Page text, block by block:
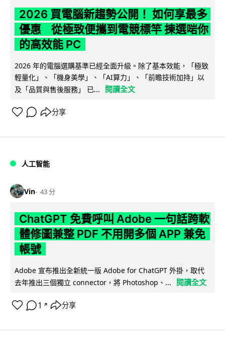
2026 買電腦新趨勢公開！ 如何享最多
優惠 從極致便攜到電競標竿 揀選啱你
的高效能 PC
2026 年的電腦選購基準已經全面升級。除了基本效能，「極致
輕量化」、「機身美學」、「AI算力」、「前瞻技術加持」以
及「品質與售後服務」 已...
閱讀全文
分享
人工智能
Vin 43 分
ChatGPT 免費呼叫 Adobe 一句話跨軟
體修圖兼整 PDF 不用開多個 APP 兼免
帳號
Adobe 宣布推出全新統一版 Adobe for ChatGPT 外掛，取代
去年推出三個獨立 connector，將 Photoshop、...
閱讀全文
1 ↗ 分享